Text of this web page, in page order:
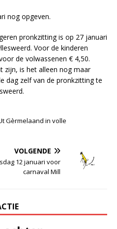
nog opgeven.
pronkzitting is op 27 januari
Voor de kinderen
de volwassenen € 4,50.
zijn, is het alleen nog maar
dag zelf van de pronkzitting te
Gèrmelaand in volle
VOLGENDE
12 januari voor
carnaval Mill